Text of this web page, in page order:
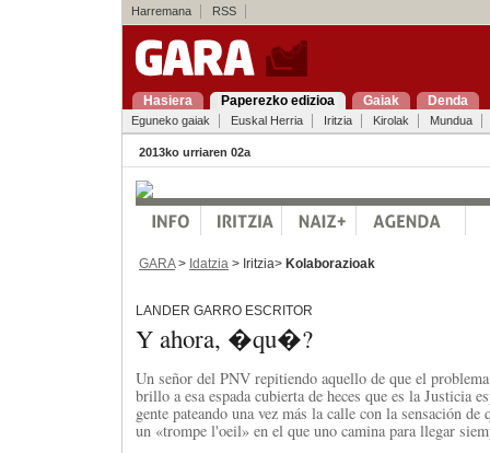
Harremana RSS
Hasiera Paperezko edizioa Gaiak Denda
Eguneko gaiak Euskal Herria Iritzia Kirolak Mundua
2013ko urriaren 02a
GARA> Idatzia > Iritzia> Kolaborazioak
LANDER GARRO ESCRITOR
Y ahora, �qu�?
Un señor del PNV repitiendo aquello de que el
brillo a esa espada cubierta de heces que es la Justicia
gente pateando una vez más la calle con la sensación de
un «trompe l'oeil» en el que uno camina para llegar